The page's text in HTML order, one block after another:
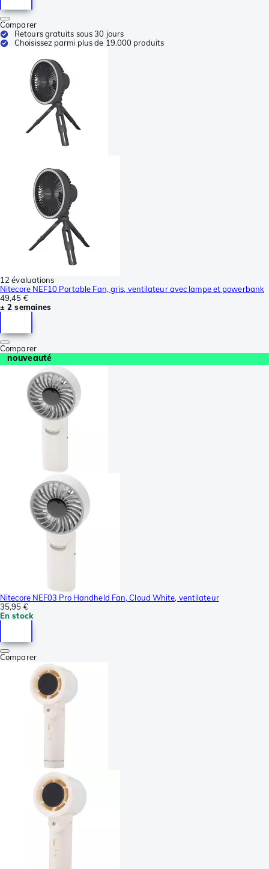
Comparer
Retours gratuits sous 30 jours
Choisissez parmi plus de 19.000 produits
12 évaluations
Nitecore NEF10 Portable Fan, gris, ventilateur avec lampe et powerbank
49,45 €
± 2 semaines
Comparer
nouveauté
Nitecore NEF03 Pro Handheld Fan, Cloud White, ventilateur
35,95 €
En stock
Comparer